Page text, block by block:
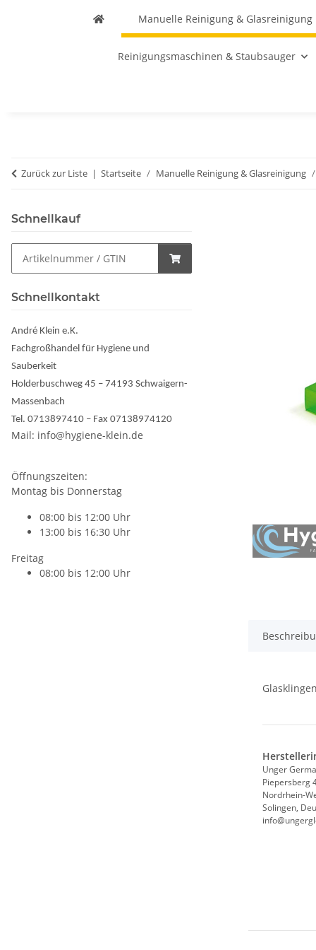
Manuelle Reinigung & Glasreinigung
Reinigungsmaschinen & Staubsauger
Zurück zur Liste Startseite Manuelle Reinigung & Glasreinigung
Unger
Piepersberg
Nordrhein-
Solingen,
Schnellkauf
Schnellkontakt
André Klein e.K.
Fachgroßhandel für Hygiene und
Sauberkeit
Holderbuschweg 45 – 74193 Schwaigern-
Massenbach
Tel. 0713897410 – Fax 07138974120
Mail: info@hygiene-klein.de
Öffnungszeiten:
Montag bis Donnerstag
08:00 bis 12:00 Uhr
13:00 bis 16:30 Uhr
Freitag
08:00 bis 12:00 Uhr